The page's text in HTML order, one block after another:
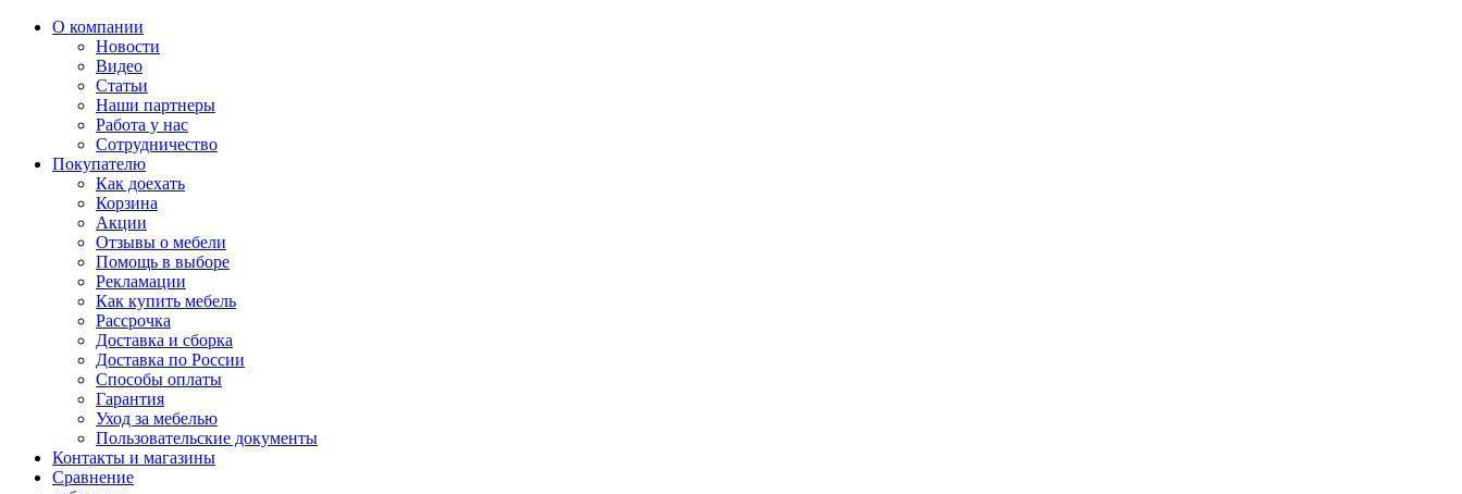
О компании
Новости
Видео
Статьи
Наши партнеры
Работа у нас
Сотрудничество
Покупателю
Как доехать
Корзина
Акции
Отзывы о мебели
Помощь в выборе
Рекламации
Как купить мебель
Рассрочка
Доставка и сборка
Доставка по России
Способы оплаты
Гарантия
Уход за мебелью
Пользовательские документы
Контакты и магазины
Сравнение